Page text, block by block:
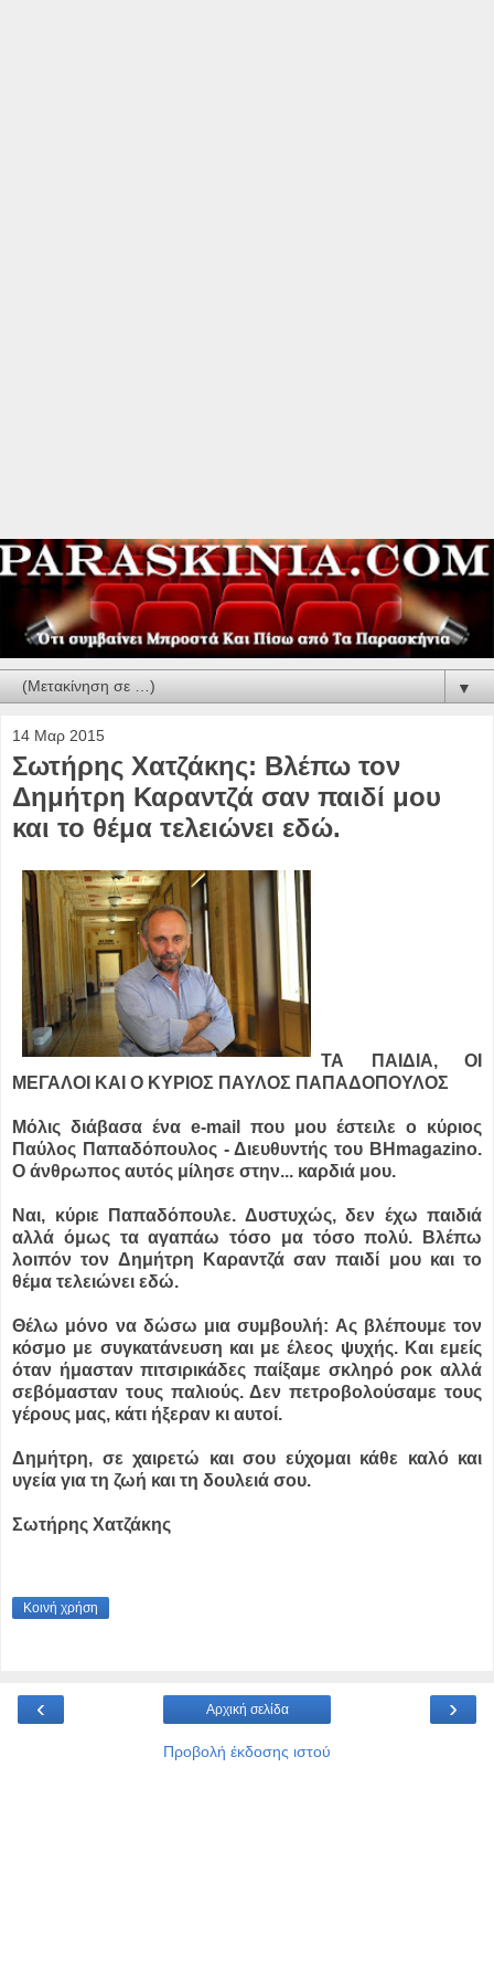
▼
14 Μαρ 2015
Σωτήρης Χατζάκης: Βλέπω τον
Δημήτρη Καραντζά σαν παιδί μου
και το θέμα τελειώνει εδώ.
ΤΑ ΠΑΙΔΙΑ, ΟΙ
ΜΕΓΑΛΟΙ ΚΑΙ Ο ΚΥΡΙΟΣ ΠΑΥΛΟΣ ΠΑΠΑΔΟΠΟΥΛΟΣ
Μόλις διάβασα ένα e-mail που μου έστειλε ο κύριος
Παύλος Παπαδόπουλος - Διευθυντής του ΒΗmagazino.
Ο άνθρωπος αυτός μίλησε στην... καρδιά μου.
Ναι, κύριε Παπαδόπουλε. Δυστυχώς, δεν έχω παιδιά
αλλά όμως τα αγαπάω τόσο μα τόσο πολύ. Βλέπω
λοιπόν τον Δημήτρη Καραντζά σαν παιδί μου και το
θέμα τελειώνει εδώ.
Θέλω μόνο να δώσω μια συμβουλή: Ας βλέπουμε τον
κόσμο με συγκατάνευση και με έλεος ψυχής. Και εμείς
όταν ήμασταν πιτσιρικάδες παίξαμε σκληρό ροκ αλλά
σεβόμασταν τους παλιούς. Δεν πετροβολούσαμε τους
γέρους μας, κάτι ήξεραν κι αυτοί.
Δημήτρη, σε χαιρετώ και σου εύχομαι κάθε καλό και
υγεία για τη ζωή και τη δουλειά σου.
Σωτήρης Χατζάκης
Κοινή χρήση
‹ ›
Αρχική σελίδα
Προβολή έκδοσης ιστού